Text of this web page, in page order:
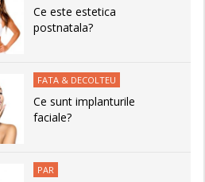
Ce este estetica
postnatala?
FATA & DECOLTEU
Ce sunt implanturile
faciale?
PAR